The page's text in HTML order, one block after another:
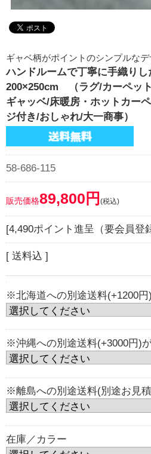
ギャベ柄がポイントのシンプルなデ
ハンドルームで丁寧に手織り
200×250cm （ラグ/カーペッ
ギャッベ/床暖房・ホットカー
ジ付き/おしゃれ/大一商事）
58-686-115
販売価格89,800円 (税込)
[4,490ポイント進呈（要会員登
[ 送料込 ]
※北海道への別途送料(+1200
※沖縄への別途送料(+3000円)
※離島への別途送料(別途お見
在庫／カラー